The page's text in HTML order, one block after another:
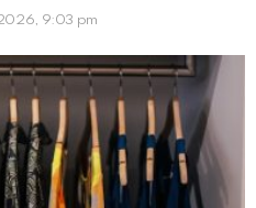
9:03 pm